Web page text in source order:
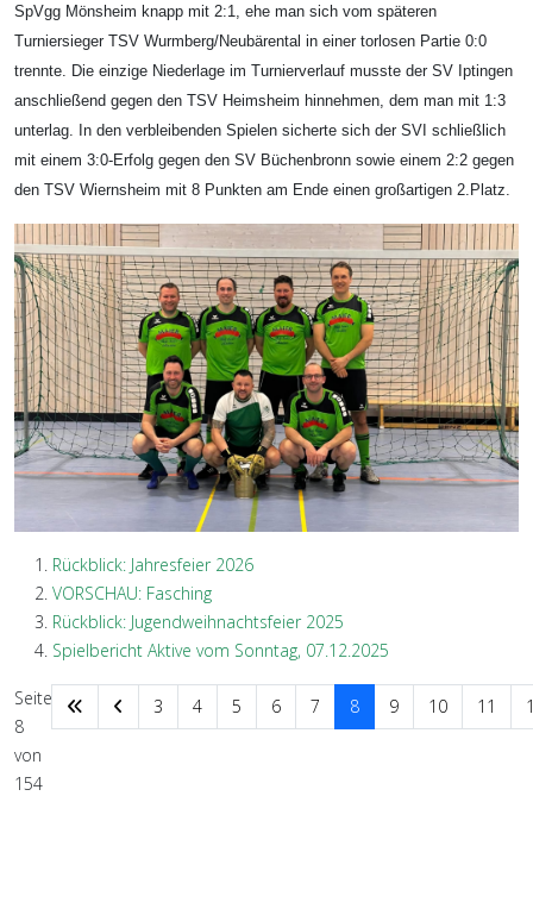
SpVgg Mönsheim knapp mit 2:1, ehe man sich vom späteren
Turniersieger TSV Wurmberg/Neubärental in einer torlosen Partie 0:0
trennte. Die einzige Niederlage im Turnierverlauf musste der SV Iptingen
anschließend gegen den TSV Heimsheim hinnehmen, dem man mit 1:3
unterlag. In den verbleibenden Spielen sicherte sich der SVI schließlich
mit einem 3:0-Erfolg gegen den SV Büchenbronn sowie einem 2:2 gegen
den TSV Wiernsheim mit 8 Punkten am Ende einen großartigen 2.Platz.
Rückblick: Jahresfeier 2026
VORSCHAU: Fasching
Rückblick: Jugendweihnachtsfeier 2025
Spielbericht Aktive vom Sonntag, 07.12.2025
Seite
8
von
154
3 4 5 6 7 8 9 10 11